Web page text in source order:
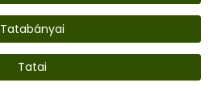
Tatabányai
Tatai